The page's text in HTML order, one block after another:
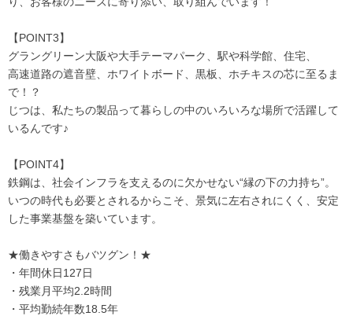
【POINT3】
グラングリーン大阪や大手テーマパーク、駅や科学館、住宅、
高速道路の遮音壁、ホワイトボード、黒板、ホチキスの芯に至るま
で！？
じつは、私たちの製品って暮らしの中のいろいろな場所で活躍して
いるんです♪
【POINT4】
鉄鋼は、社会インフラを支えるのに欠かせない“縁の下の力持ち”。
いつの時代も必要とされるからこそ、景気に左右されにくく、安定
した事業基盤を築いています。
★働きやすさもバツグン！★
・年間休日127日
・残業月平均2.2時間
・平均勤続年数18.5年